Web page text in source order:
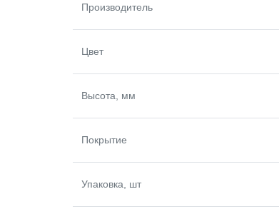
Производитель
Цвет
Высота, мм
Покрытие
Упаковка, шт